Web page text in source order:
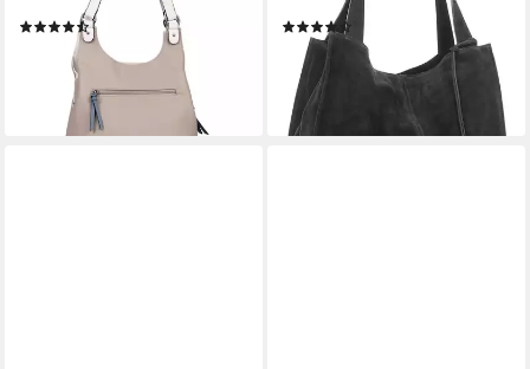
(319)
ab 63,00 €
lieferbar - in 1-2 Werktagen bei dir
(23)
79,90 € UVP
-11%
lieferbar - in 2-3 Werktagen bei dir